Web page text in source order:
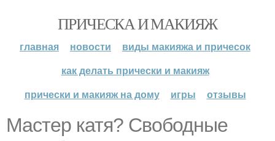
ПРИЧЕСКА И МАКИЯЖ
главная новости
виды макияжа и причесок
как делать прически и макияж
прически и макияж на дому
игры отзывы
Мастер катя? Свободные